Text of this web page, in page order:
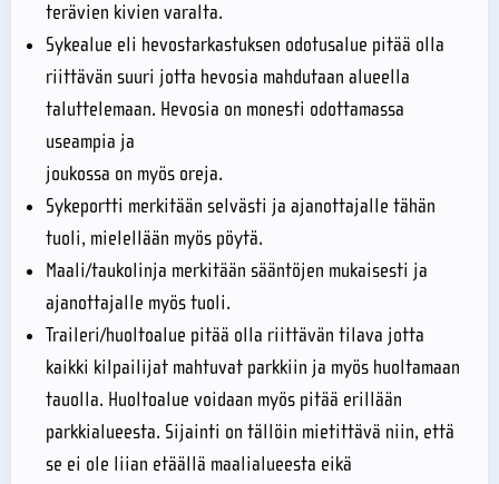
terävien kivien varalta.
Sykealue eli hevostarkastuksen odotusalue pitää olla
riittävän suuri jotta hevosia mahdutaan alueella
taluttelemaan. Hevosia on monesti odottamassa
useampia ja
joukossa on myös oreja.
Sykeportti merkitään selvästi ja ajanottajalle tähän
tuoli, mielellään myös pöytä.
Maali/taukolinja merkitään sääntöjen mukaisesti ja
ajanottajalle myös tuoli.
Traileri/huoltoalue pitää olla riittävän tilava jotta
kaikki kilpailijat mahtuvat parkkiin ja myös huoltamaan
tauolla. Huoltoalue voidaan myös pitää erillään
parkkialueesta. Sijainti on tällöin mietittävä niin, että
se ei ole liian etäällä maalialueesta eikä